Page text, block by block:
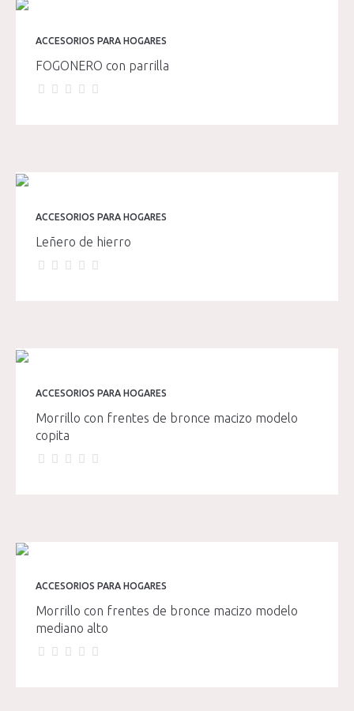
ACCESORIOS PARA HOGARES
FOGONERO con parrilla
ACCESORIOS PARA HOGARES
Leñero de hierro
ACCESORIOS PARA HOGARES
Morrillo con frentes de bronce macizo modelo
copita
ACCESORIOS PARA HOGARES
Morrillo con frentes de bronce macizo modelo
mediano alto